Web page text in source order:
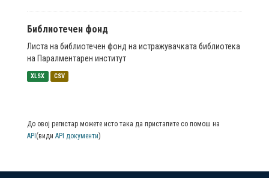
Библиотечен фонд
Листа на библиотечен фонд на истражувачката библиотека
на Паралментарен институт
XLSX CSV
До овој регистар можете исто така да пристапите со помош на
API (види API документи)